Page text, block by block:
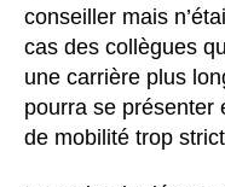
conseiller mais
cas des collègues
une carrière plus
pourra se présenter
de mobilité trop